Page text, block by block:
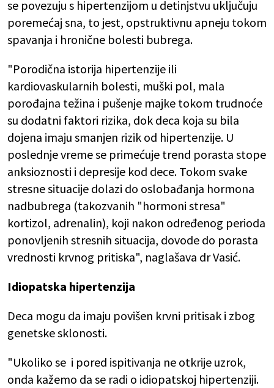
se povezuju s hipertenzijom u detinjstvu uključuju
poremećaj sna, to jest, opstruktivnu apneju tokom
spavanja i hronične bolesti bubrega.
"Porodična istorija hipertenzije ili
kardiovaskularnih bolesti, muški pol, mala
porođajna težina i pušenje majke tokom trudnoće
su dodatni faktori rizika, dok deca koja su bila
dojena imaju smanjen rizik od hipertenzije. U
poslednje vreme se primećuje trend porasta stope
anksioznosti i depresije kod dece. Tokom svake
stresne situacije dolazi do oslobađanja hormona
nadbubrega (takozvanih "hormoni stresa"
kortizol, adrenalin), koji nakon određenog perioda
ponovljenih stresnih situacija, dovode do porasta
vrednosti krvnog pritiska", naglašava dr Vasić.
Idiopatska hipertenzija
Deca mogu da imaju povišen krvni pritisak i zbog
genetske sklonosti.
"Ukoliko se i pored ispitivanja ne otkrije uzrok,
onda kažemo da se radi o idiopatskoj hipertenziji.